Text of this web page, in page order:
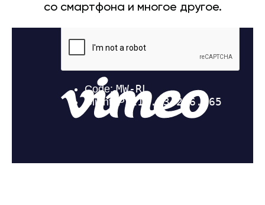
со смартфона и многое другое.